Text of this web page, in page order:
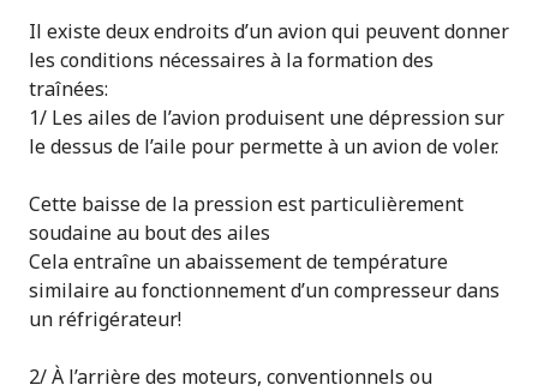
Il existe deux endroits d’un avion qui peuvent donner
les conditions nécessaires à la formation des
traînées:
1/ Les ailes de l’avion produisent une dépression sur
le dessus de l’aile pour permette à un avion de voler.
Cette baisse de la pression est particulièrement
soudaine au bout des ailes
Cela entraîne un abaissement de température
similaire au fonctionnement d’un compresseur dans
un réfrigérateur!
2/ À l’arrière des moteurs, conventionnels ou